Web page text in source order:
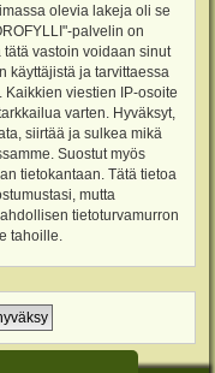
olevia lakeja oli se
palvelin on
vastoin voidaan sinut
käyttäjistä ja tarvittaessa
viestien IP-osoite
varten. Hyväksyt,
siirtää ja sulkea mikä
Suostut myös
tietokantaan. Tätä tietoa
mutta
tietoturvamurron
tahoille.